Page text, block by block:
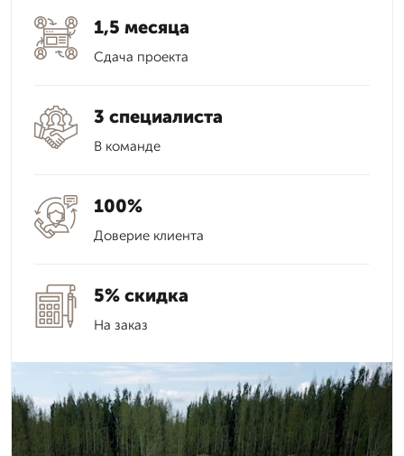
1,5 месяца
Сдача проекта
3 специалиста
В команде
100%
Доверие клиента
5% скидка
На заказ